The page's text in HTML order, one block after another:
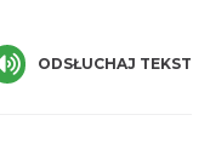
ODSŁUCHAJ TEKST